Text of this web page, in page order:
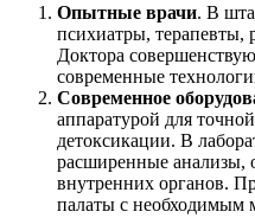
Опытные врачи. В
психиатры, терапевты,
Доктора
современные
Современное
аппаратурой для
детоксикации. В
расширенные анализы,
внутренних органов.
палаты с необходимым